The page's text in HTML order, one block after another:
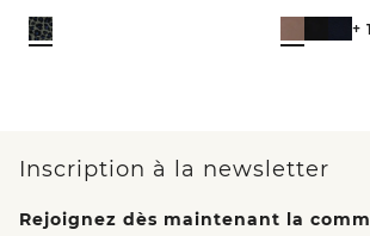
+ 1
Inscription à la newsletter
Rejoignez dès maintenant la